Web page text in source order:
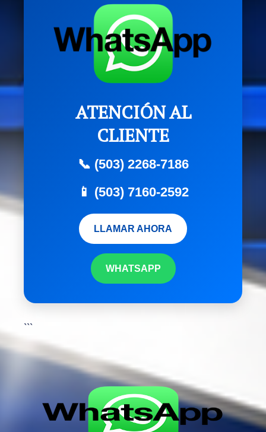
ATENCIÓN AL
CLIENTE
📞 (503) 2268-7186
📱 (503) 7160-2592
LLAMAR AHORA
WHATSAPP
```